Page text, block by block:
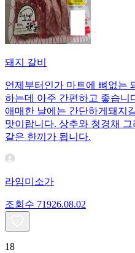
돼지 갈비
언제부터인가 마트에 뼈없는
하는데 아주 간편하고 좋습니
애매한 날에는 간단하게돼지
맛이랍니다. 상추와 청경채
같은 한끼가 됩니다.
라임미소가
조회수 71926.08.02
18